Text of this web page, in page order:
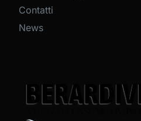
Contatti
News